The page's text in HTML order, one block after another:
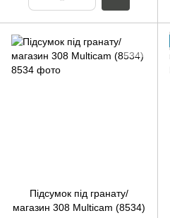
Підсумок під гранату/
магазин 308 Multicam (8534)